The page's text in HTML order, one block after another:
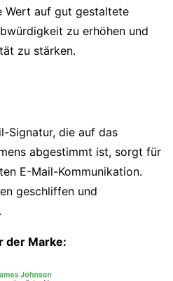
Wert auf gut gestaltete
zu erhöhen und
zu stärken.
Signatur, die auf das
abgestimmt ist, sorgt für
E-Mail-Kommunikation.
geschliffen und
der Marke: